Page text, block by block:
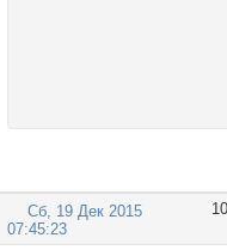
10
Сб, 19 Дек 2015
07:45:23